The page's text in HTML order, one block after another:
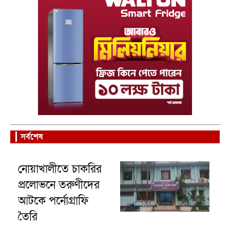
সর্বশেষ
নোয়াখালীতে চাকরির
প্রলোভনে তরুণীদের
আটকে পর্নোগ্রাফি
তৈরি